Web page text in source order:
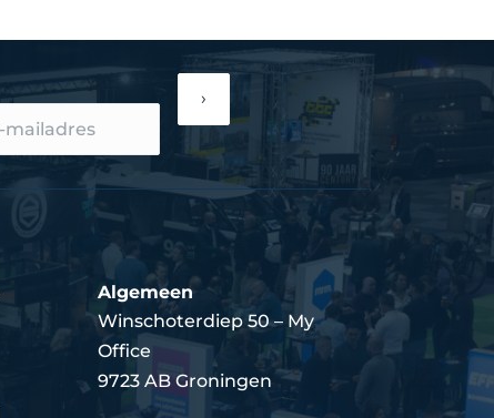
›
Algemeen
Winschoterdiep 50 – My
Office
9723 AB Groningen